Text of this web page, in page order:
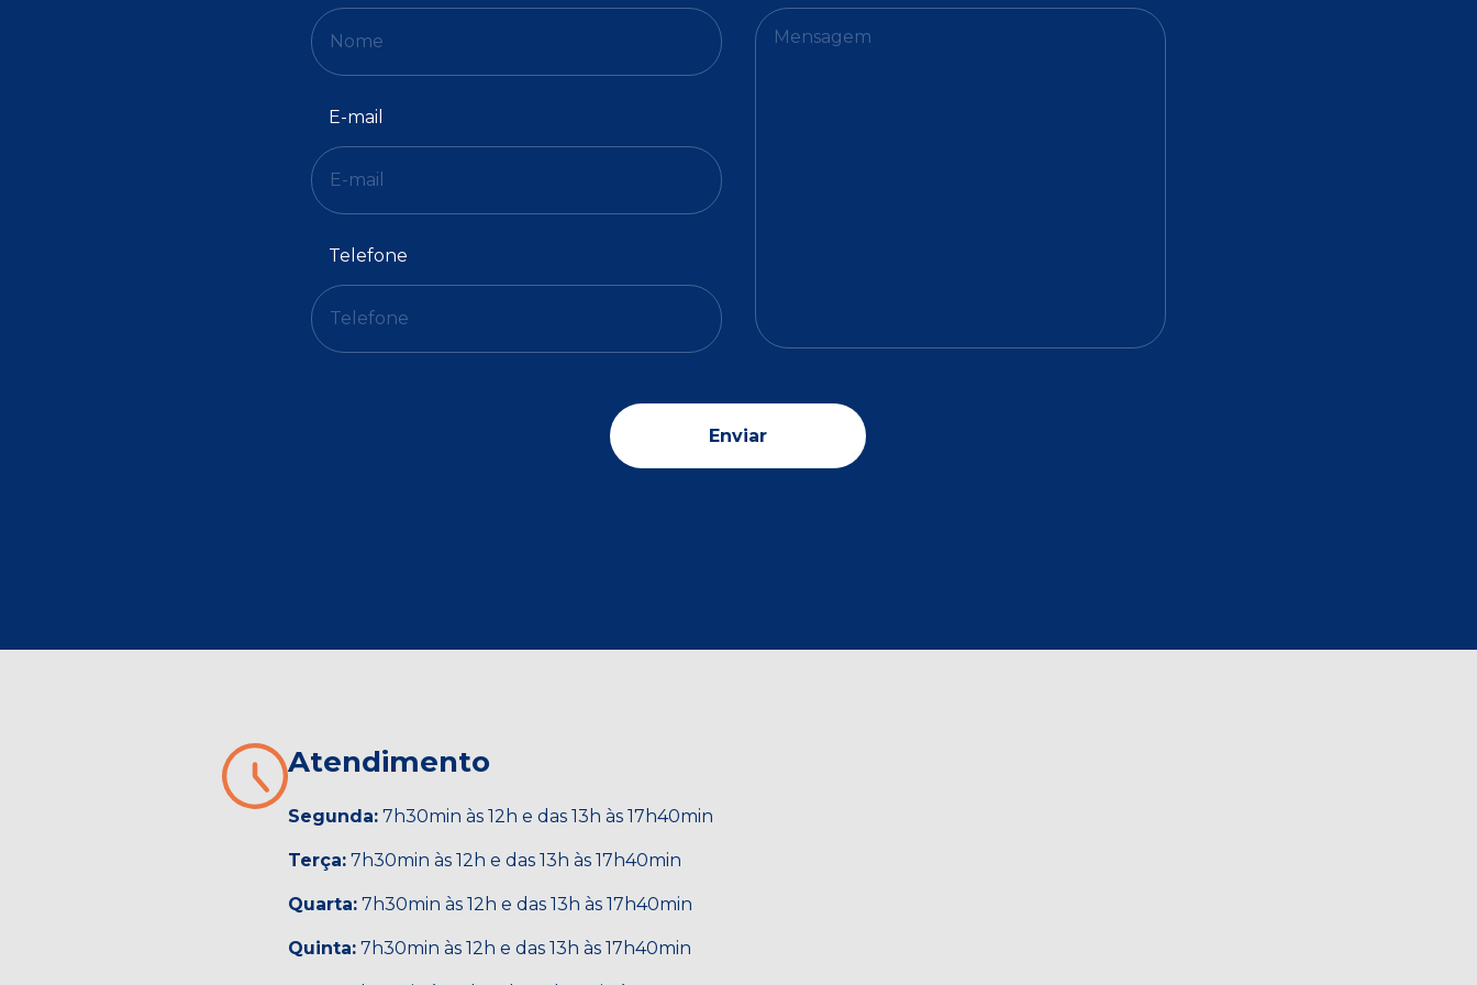
E-mail
Telefone
Enviar
Atendimento
Segunda: 7h30min às 12h e das 13h às 17h40min
Terça: 7h30min às 12h e das 13h às 17h40min
Quarta: 7h30min às 12h e das 13h às 17h40min
Quinta: 7h30min às 12h e das 13h às 17h40min